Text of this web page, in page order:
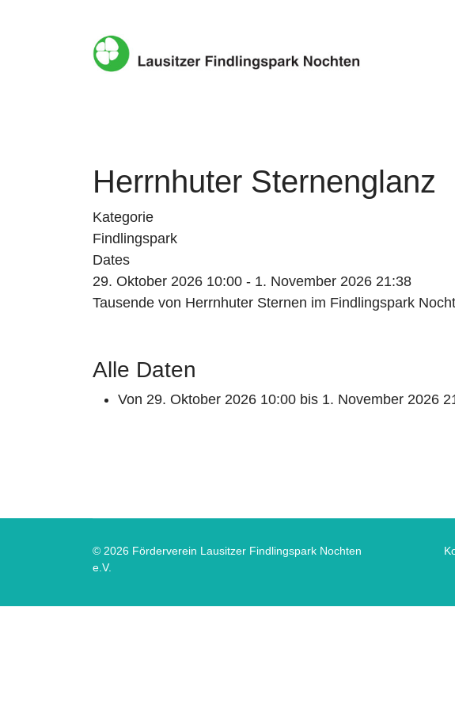
Herrnhuter Sternenglanz
Kategorie
Findlingspark
Dates
29. Oktober 2026 10:00 - 1. November 2026 21:38
Tausende von Herrnhuter Sternen im Findlingspark
Alle Daten
Von 29. Oktober 2026 10:00 bis 1. November 2026
© 2026 Förderverein Lausitzer Findlingspark Nochten
e.V.